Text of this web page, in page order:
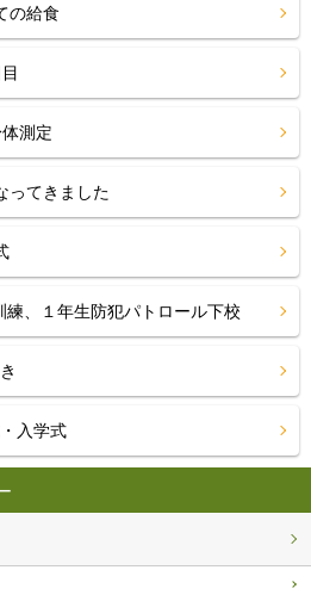
の給食
測定
てきました
、１年生防犯パトロール下校
入学式